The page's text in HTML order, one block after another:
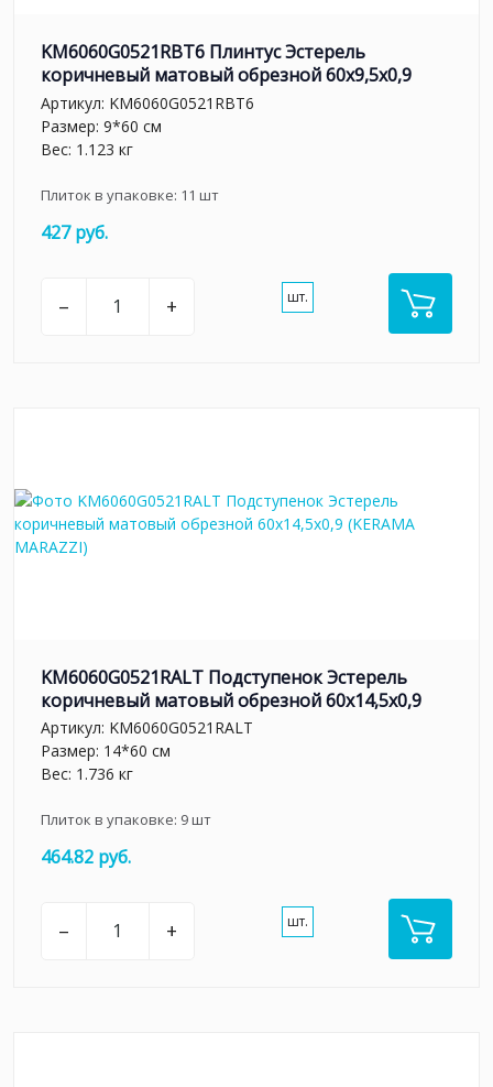
KM6060G0521RBT6 Плинтус Эстерель
коричневый матовый обрезной 60x9,5x0,9
Артикул: KM6060G0521RBT6
Размер: 9*60 см
Вес: 1.123 кг
Плиток в упаковке: 11 шт
427 руб.
– + шт.
KM6060G0521RALT Подступенок Эстерель
коричневый матовый обрезной 60x14,5x0,9
Артикул: KM6060G0521RALT
Размер: 14*60 см
Вес: 1.736 кг
Плиток в упаковке: 9шт
464.82 руб.
– + шт.